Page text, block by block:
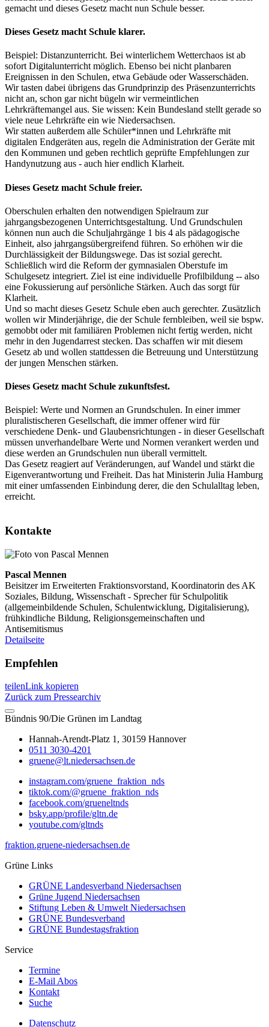
gemacht und dieses Gesetz macht nun Schule besser.
Dieses Gesetz macht Schule klarer.
Beispiel: Distanzunterricht. Bei winterlichem Wetterchaos ist ab
sofort Digitalunterricht möglich. Ebenso bei nicht planbaren
Ereignissen in den Schulen, etwa Gebäude oder Wasserschäden.
Wir tasten dabei übrigens das Grundprinzip des Präsenzunterrichts
nicht an, schon gar nicht bügeln wir vermeintlichen
Lehrkräftemangel aus. Sie wissen: Kein Bundesland stellt gerade so
viele neue Lehrkräfte ein wie Niedersachsen.
Wir statten außerdem alle Schüler*innen und Lehrkräfte mit
digitalen Endgeräten aus, regeln die Administration der Geräte mit
den Kommunen und geben rechtlich geprüfte Empfehlungen zur
Handynutzung aus - auch hier endlich Klarheit.
Dieses Gesetz macht Schule freier.
Oberschulen erhalten den notwendigen Spielraum zur
jahrgangsbezogenen Unterrichtsgestaltung. Und Grundschulen
können nun auch die Schuljahrgänge 1 bis 4 als pädagogische
Einheit, also jahrgangsübergreifend führen. So erhöhen wir die
Durchlässigkeit der Bildungswege. Das ist sozial gerecht.
Schließlich wird die Reform der gymnasialen Oberstufe im
Schulgesetz integriert. Ziel ist eine individuelle Profilbildung -- also
eine Fokussierung auf persönliche Stärken. Auch das sorgt für
Klarheit.
Und so macht dieses Gesetz Schule eben auch gerechter. Zusätzlich
wollen wir Minderjährige, die der Schule fernbleiben, weil sie bspw.
gemobbt oder mit familiären Problemen nicht fertig werden, nicht
mehr in den Jugendarrest stecken. Das schaffen wir mit diesem
Gesetz ab und wollen stattdessen die Betreuung und Unterstützung
der jungen Menschen stärken.
Dieses Gesetz macht Schule zukunftsfest.
Beispiel: Werte und Normen an Grundschulen. In einer immer
pluralistischeren Gesellschaft, die immer offener wird für
verschiedene Denk- und Glaubensrichtungen - in dieser Gesellschaft
müssen unverhandelbare Werte und Normen verankert werden und
diese werden an Grundschulen nun überall vermittelt.
Das Gesetz reagiert auf Veränderungen, auf Wandel und stärkt die
Eigenverantwortung und Freiheit. Das hat Ministerin Julia Hamburg
mit einer umfassenden Einbindung derer, die den Schulalltag leben,
erreicht.
Kontakte
Pascal Mennen
Beisitzer im Erweiterten Fraktionsvorstand, Koordinatorin des AK
Soziales, Bildung, Wissenschaft - Sprecher für Schulpolitik
(allgemeinbildende Schulen, Schulentwicklung, Digitalisierung),
frühkindliche Bildung, Religionsgemeinschaften und
Antisemitismus
Detailseite
Empfehlen
teilenLink kopieren
Zurück zum Pressearchiv
Bündnis 90/Die Grünen im Landtag
Hannah-Arendt-Platz 1, 30159 Hannover
0511 3030-4201
gruene@lt.niedersachsen.de
instagram.com/gruene_fraktion_nds
tiktok.com/@gruene_fraktion_nds
facebook.com/grueneltnds
bsky.app/profile/gltn.de
youtube.com/gltnds
fraktion.gruene-niedersachsen.de
Grüne Links
GRÜNE Landesverband Niedersachsen
Grüne Jugend Niedersachsen
Stiftung Leben & Umwelt Niedersachsen
GRÜNE Bundesverband
GRÜNE Bundestagsfraktion
Service
Termine
E-Mail Abos
Kontakt
Suche
Datenschutz